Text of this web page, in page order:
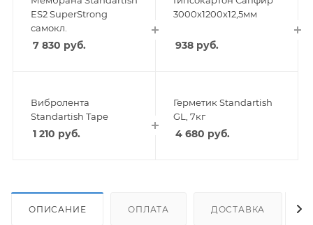
ES2 SuperStrong
самокл.
7 830 руб.
3000х1200х12,5мм
938 руб.
Вибролента
Standartish Tape
1 210 руб.
Герметик Standartish
GL, 7кг
4 680 руб.
ОПИСАНИЕ ОПЛАТА ДОСТАВКА